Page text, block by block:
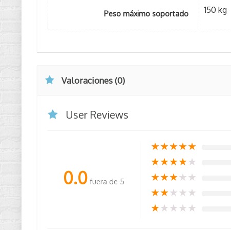
Peso máximo soportado 150 kg
Valoraciones (0)
User Reviews
0.0 fuera de 5
★★★★★
★★★★★
★★★★★
★★★★★
★★★★★